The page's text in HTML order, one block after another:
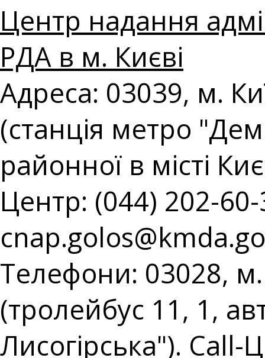
Центр надання
РДА в м. Києві
Адреса: 03039, м.
(станція метро
районної в місті
Центр: (044) 202-
Телефони: 03028,
(тролейбус 11, 1,
Лисогірська").